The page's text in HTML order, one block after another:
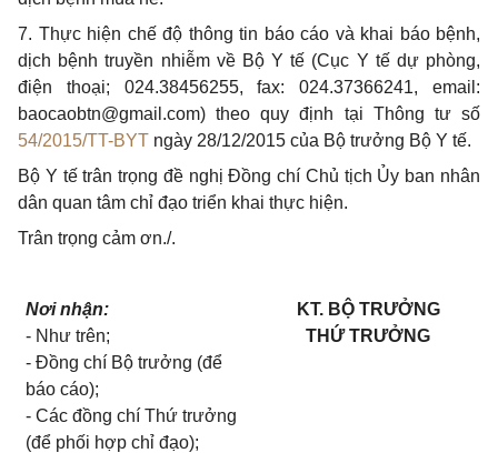
7. Thực hiện chế độ thông tin báo cáo và khai báo bệnh,
dịch bệnh truyền nhiễm về Bộ Y tế (Cục Y tế dự phòng,
điện thoại; 024.38456255, fax: 024.37366241, email:
baocaobtn@gmail.com) theo quy định tại Thông tư số
54/2015/TT-BYT ngày 28/12/2015 của Bộ trưởng Bộ Y tế.
Bộ Y tế trân trọng đề nghị Đồng chí Chủ tịch Ủy ban nhân
dân quan tâm chỉ đạo triển khai thực hiện.
Trân trọng cảm ơn./.
Nơi nhận:
- Như trên;
-Đồng chí Bộ trưởng (để
báo cáo);
- Các đồng chí Thứ trưởng
(để phối hợp chỉ đạo);
KT. BỘ TRƯỞNG
THỨ TRƯỞNG